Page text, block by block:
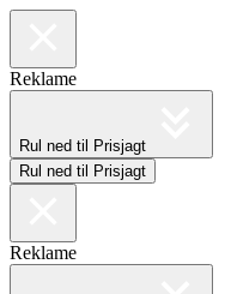
Reklame
Rul ned til Prisjagt
Rul ned til Prisjagt
Reklame